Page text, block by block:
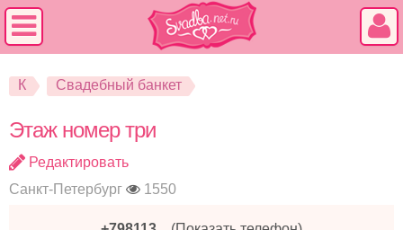
К Свадебный банкет
Этаж номер три
Редактировать
Санкт-Петербург
1550